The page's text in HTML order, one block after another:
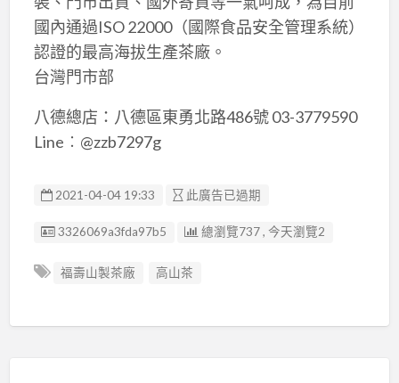
國內通過ISO 22000（國際食品安全管理系統）
認證的最高海拔生產茶廠。
台灣門市部
八德總店：八德區東勇北路486號 03-3779590
Line︰@zzb7297g
2021-04-04 19:33 此廣告已過期
廣告编號
3326069a3fda97b5 總瀏覽737 , 今天瀏覽2
福壽山製茶廠 高山茶